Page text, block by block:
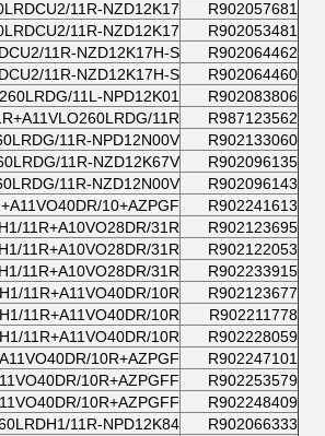
R902057681
11R-NZD12K17
R902053481
11R-NZD12K17
R902064462
11R-NZD12K17H-S
R902064460
11R-NZD12K17H-S
R902083806
11L-NPD12K01
R987123562
11R
R902133060
11R-NPD12N00V
R902096135
11R-NZD12K67V
R902096143
11R-NZD12N00V
R902241613
10+AZPGF
R902123695
11R+A10VO28DR/31R
R902122053
11R+A10VO28DR/31R
R902233915
11R+A10VO28DR/31R
R902123677
11R+A11VO40DR/10R
R902211778
11R+A11VO40DR/10R
R902228059
11R+A11VO40DR/10R
R902247101
10R+AZPGF
R902253579
10R+AZPGFF
R902248409
10R+AZPGFF
R902066333
11R-NPD12K84